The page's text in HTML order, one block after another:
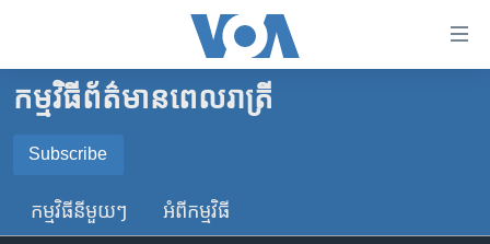
គេហទំព័រ​
ទាក់ទង
រំលង​
កម្ពុជា
អន្តរជាតិ
ចិន
កម្មវិធី​ព័ត៌មាន​ពេលរាត្រី
Subscribe
SUBSCRIBE
កម្មវិធី​នីមួយៗ អំពី​កម្មវិធី​